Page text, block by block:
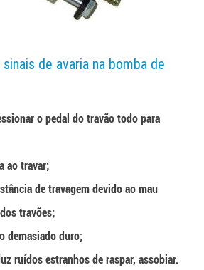
de avaria na bomba de
o pedal do travão todo para
ao travar;
de travagem devido ao mau
travões;
demasiado duro;
ruídos estranhos de raspar, assobiar.